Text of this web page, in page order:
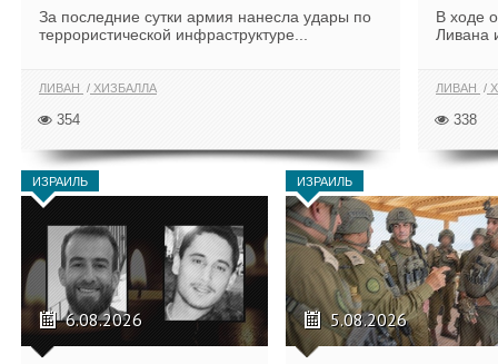
За последние сутки армия нанесла удары по
террористической инфраструктуре...
ЛИВАН ХИЗБАЛЛА
354
В ходе
Ливана
ЛИВАН
338
ИЗРАИЛЬ
6.08.2026
ИЗРАИЛЬ
5.08.2026